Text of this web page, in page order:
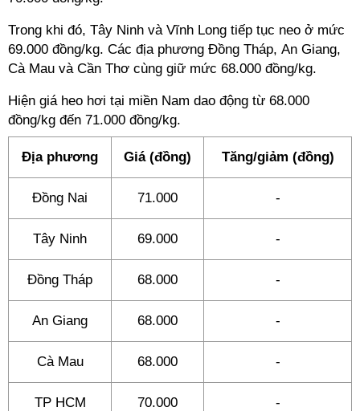
Trong khi đó, Tây Ninh và Vĩnh Long tiếp tục neo ở mức
69.000 đồng/kg. Các địa phương Đồng Tháp, An Giang,
Cà Mau và Cần Thơ cùng giữ mức 68.000 đồng/kg.
Hiện giá heo hơi tại miền Nam dao động từ 68.000
đồng/kg đến 71.000 đồng/kg.
Địa phương Giá (đồng) Tăng/giảm (đồng)
Đồng Nai 71.000 -
Tây Ninh 69.000 -
Đồng Tháp 68.000 -
An Giang 68.000 -
Cà Mau 68.000 -
TP HCM 70.000 -